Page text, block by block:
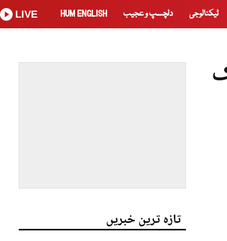
ٹیکنالوجی دلچسپ و عجیب HUM ENGLISH
LIVE
تازہ ترین خبریں